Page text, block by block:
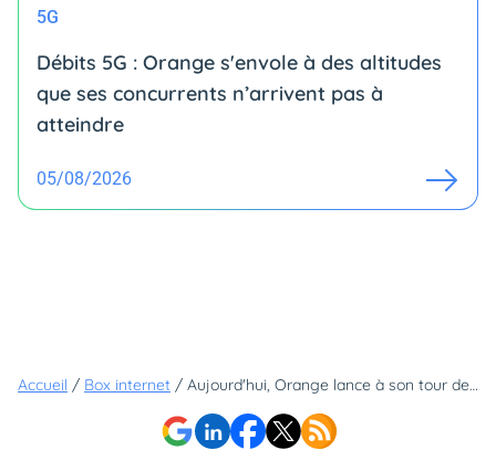
5G
Débits 5G : Orange s'envole à des altitudes
que ses concurrents n’arrivent pas à
atteindre
05/08/2026
Accueil / Box internet / Aujourd'hui, Orange lance à son tour des offres de rentrée sur ses Livebox